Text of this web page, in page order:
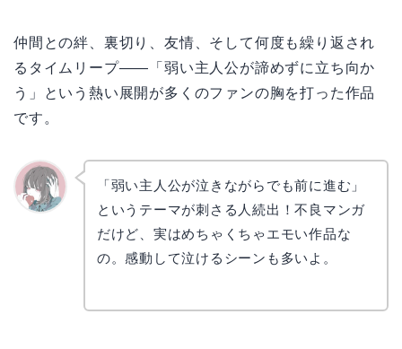
仲間との絆、裏切り、友情、そして何度も繰り返され
るタイムリープ——「弱い主人公が諦めずに立ち向か
う」という熱い展開が多くのファンの胸を打った作品
です。
「弱い主人公が泣きながらでも前に進む」
というテーマが刺さる人続出！不良マンガ
だけど、実はめちゃくちゃエモい作品な
の。感動して泣けるシーンも多いよ。